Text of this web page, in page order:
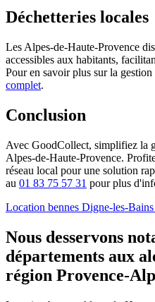
Déchetteries locales
Les Alpes-de-Haute-Provence
accessibles aux habitants,
Pour en savoir plus sur la
complet.
Conclusion
Avec GoodCollect, simplifiez la
Alpes-de-Haute-Provence.
réseau local pour une solution
au 01 83 75 57 31 pour plus
Location bennes Digne-les-Bains
Nous desservons
départements aux
région Provence-